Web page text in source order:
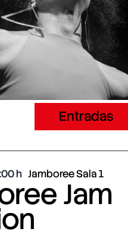
Entradas
Jamboree Sala 1
Jam